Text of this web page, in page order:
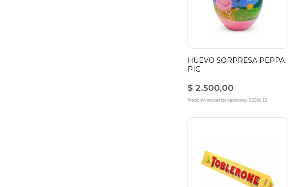
HUEVO SORPRESA PEPPA
PIG
$ 2.500,00
Precio sin impuestos nacionales: $2066.12